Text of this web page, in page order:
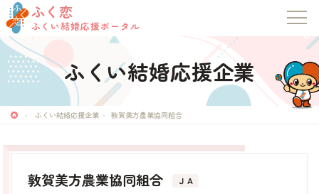
ふく恋
ふくい結婚応援ポータル
ふく恋
ふくい結婚応援ポータル
トップページ
お知らせ
ふくい結婚応援企業
ふくい結婚応援企業 敦賀美方農業協同組合
敦賀美方農業協同組合 ＪＡ